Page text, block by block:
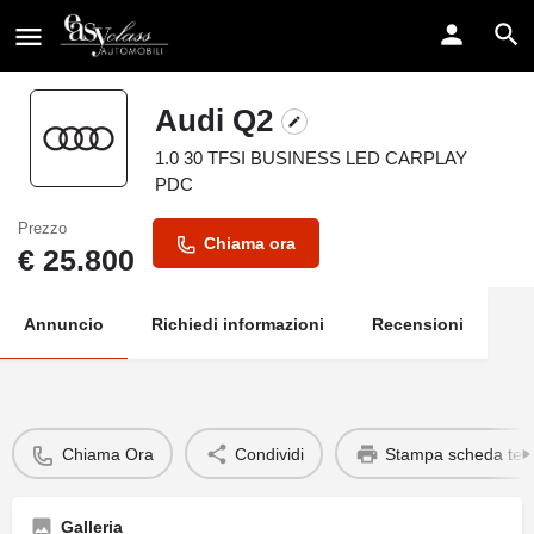
Audi Q2
1.0 30 TFSI BUSINESS LED CARPLAY
PDC
Prezzo
€ 25.800 Chiama ora
Annuncio Richiedi informazioni Recensioni
Chiama Ora Condividi Stampa scheda
Galleria